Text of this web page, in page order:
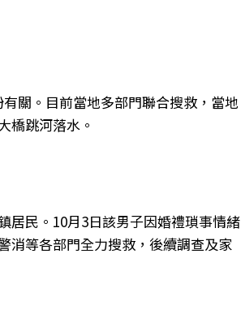
關。目前當地多部門聯合搜救，當地
橋跳河落水。
居民。10月3日該男子因婚禮瑣事情緒
消等各部門全力搜救，後續調查及家